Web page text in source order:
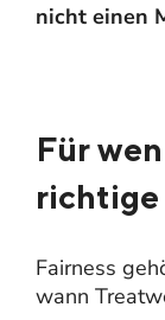
nicht einen
Für
richtige
Fairness
wann